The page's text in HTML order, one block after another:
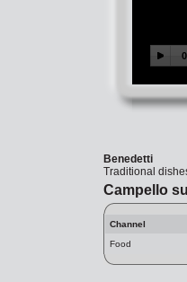
Benedetti
Traditional
Campello
Channel
Food